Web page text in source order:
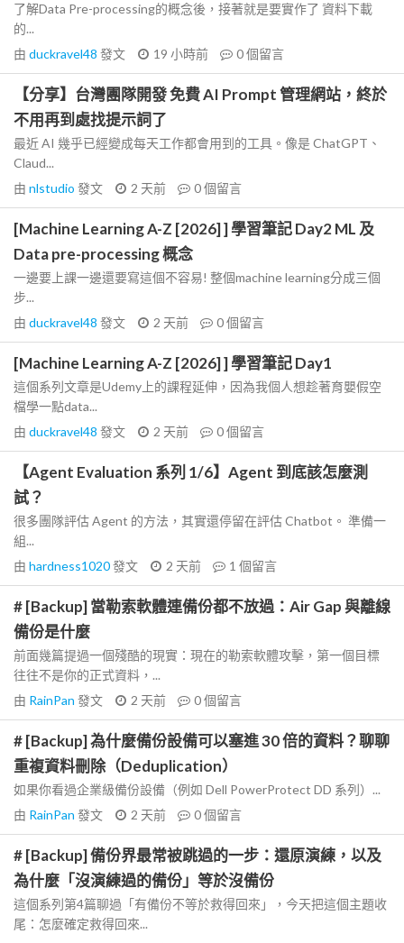
了解Data Pre-processing的概念後，接著就是要實作了 資料下載
的...
由 duckravel48 發文 19 小時前 0個留言
【分享】台灣團隊開發 免費 AI Prompt 管理網站，終於
不用再到處找提示詞了
最近 AI 幾乎已經變成每天工作都會用到的工具。像是 ChatGPT、
Claud...
由 nlstudio 發文 2 天前 0個留言
[Machine Learning A-Z [2026] ] 學習筆記 Day2 ML 及
Data pre-processing 概念
一邊要上課一邊還要寫這個不容易! 整個machine learning分成三個
步...
由 duckravel48 發文 2 天前 0個留言
[Machine Learning A-Z [2026] ] 學習筆記 Day1
這個系列文章是Udemy上的課程延伸，因為我個人想趁著育嬰假空
檔學一點data...
由 duckravel48 發文 2 天前 0個留言
【Agent Evaluation 系列 1/6】Agent 到底該怎麼測
試？
很多團隊評估 Agent 的方法，其實還停留在評估 Chatbot。 準備一
組...
由 hardness1020發文 2 天前 1 個留言
# [Backup] 當勒索軟體連備份都不放過：Air Gap 與離線
備份是什麼
前面幾篇提過一個殘酷的現實：現在的勒索軟體攻擊，第一個目標
往往不是你的正式資料，...
由 RainPan 發文 2 天前 0個留言
# [Backup] 為什麼備份設備可以塞進 30 倍的資料？聊聊
重複資料刪除（Deduplication）
如果你看過企業級備份設備（例如 Dell PowerProtect DD 系列）...
由 RainPan 發文 2 天前 0個留言
# [Backup] 備份界最常被跳過的一步：還原演練，以及
為什麼「沒演練過的備份」等於沒備份
這個系列第4篇聊過「有備份不等於救得回來」，今天把這個主題收
尾：怎麼確定救得回來...